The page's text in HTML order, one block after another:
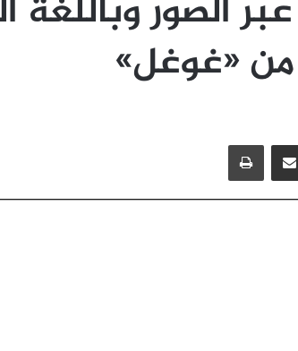
الصور وباللغة
من «غوغل»
مشاركة عبر البريد طباعة